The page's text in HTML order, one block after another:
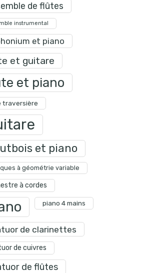
de flûtes
instrumental
et piano
et guitare
et piano
traversière
et piano
à géométrie variable
à cordes
piano 4 mains
de clarinettes
de cuivres
de flûtes